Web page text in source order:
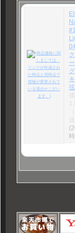
弦